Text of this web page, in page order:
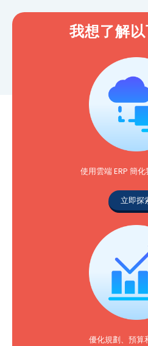
我想了解
使用雲端 ERP 簡
立即探
優化規劃、預算